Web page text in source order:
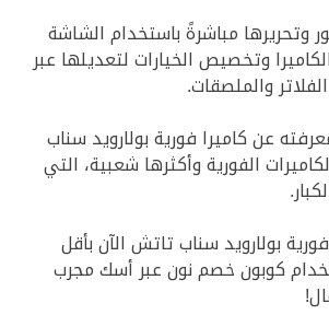
وتحريرها مباشرةً باستخدام الشاشة
وتخصيص الخيارات لتعديلها عبر
والملصقات.
عن كاميرا فورية بولارويد سناب
الفورية وأكثرها شعبية، التي
بولارويد سناب تاتش الآن بأقل
كوبون خصم نون عبر أسك مجرب